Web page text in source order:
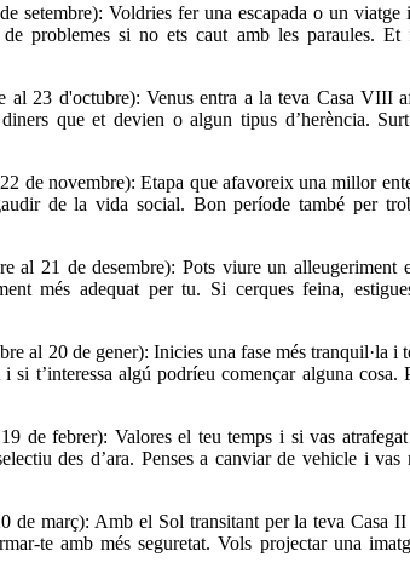
setembre): Voldries fer una escapada o un viatge
problemes si no ets caut amb les paraules. Et
al 23 d'octubre): Venus entra a la teva Casa VIII
que et devien o algun tipus d’herència.
de novembre): Etapa que afavoreix una millor
de la vida social. Bon període també per
al 21 de desembre): Pots viure un alleugeriment
més adequat per tu. Si cerques feina,
al 20 de gener): Inicies una fase més tranquil·la i
si t’interessa algú podríeu començar alguna cosa.
de febrer): Valores el teu temps i si vas
des d’ara. Penses a canviar de vehicle i vas
de març): Amb el Sol transitant per la teva Casa II
te amb més seguretat. Vols projectar una